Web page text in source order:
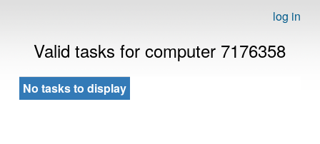
log in
Valid tasks for computer 7176358
No tasks to display